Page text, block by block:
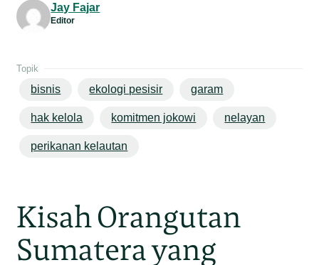
Jay Fajar
Editor
Topik
bisnis ekologi pesisir garam
hak kelola komitmen jokowi nelayan
perikanan kelautan
Kisah Orangutan
Sumatera yang